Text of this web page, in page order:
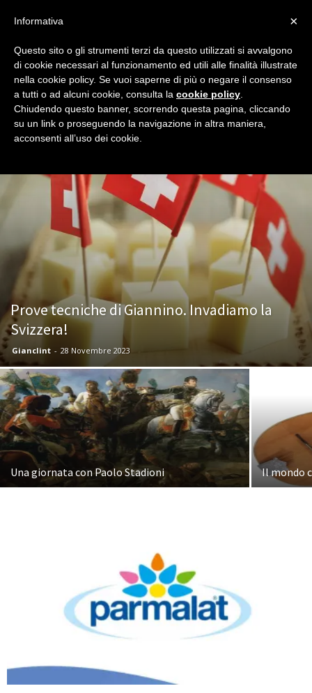
Home Redazionali Sermoni Pagina 2
SERMONI
I Sermoni di Milan Night, quello che pensiamo su squadra e
società senza sconti per nessuno.
Prove tecniche di Giannino. Invadiamo la
Svizzera!
Gianclint - 28 Novembre 2023
Una giornata con Paolo Stadioni Il mondo
×
Informativa
Questo sito o gli strumenti terzi da questo utilizzati si avvalgono
di cookie necessari al funzionamento ed utili alle finalità illustrate
nella cookie policy. Se vuoi saperne di più o negare il consenso
a tutti o ad alcuni cookie, consulta la cookie policy
Chiudendo questo banner, scorrendo questa pagina, cliccando
su un link o proseguendo la navigazione in altra maniera,
acconsenti all’uso dei cookie.